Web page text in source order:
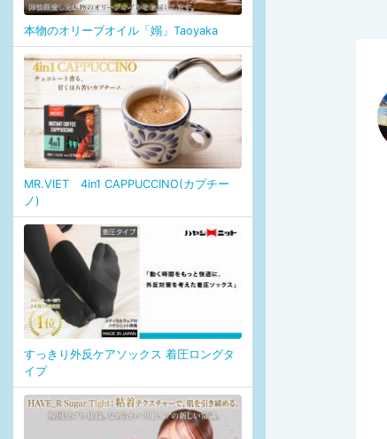
本物のオリーブオイル「嫋」Taoyaka
MR.VIET 4in1 CAPPUCCINO(カプチー
ノ)
すっきり外反ケアソックス 着圧ロングタ
イプ